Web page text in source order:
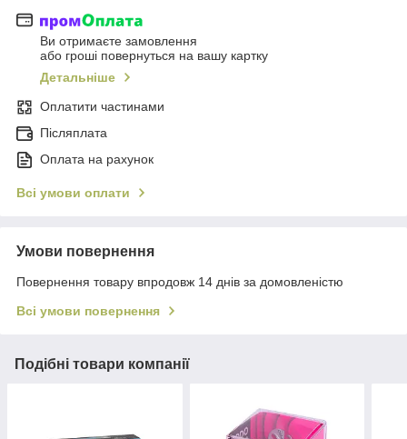
Ви отримаєте замовлення
або гроші повернуться на вашу картку
Детальніше
Оплатити частинами
Післяплата
Оплата на рахунок
Всі умови оплати
Умови повернення
Повернення товару впродовж 14 днів за домовленістю
Всі умови повернення
Подібні товари компанії